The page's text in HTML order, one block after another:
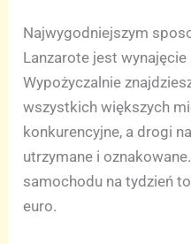
Najwygodniejszym
Lanzarote jest
Wypożyczalnie
wszystkich większych
konkurencyjne, a drogi
utrzymane i
samochodu na tydzień
euro.